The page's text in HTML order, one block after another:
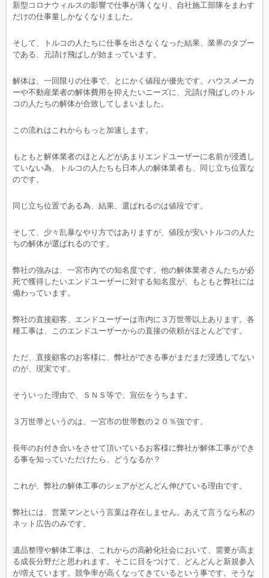
新型コロナウィルスの影響で仕事が薄くなり、自社施工部隊をまわす
だけの仕事量しかなくなりました。
そして、トルコの人たちに仕事を出さなくなった結果、業界のタブー
である、元請け飛ばしが始まっています。
解体は、一回限りの仕事で、とにかく値段が優先です。ハウスメーカ
ーや不動産業者の解体費用を抑えたいニーズに、元請け飛ばしのトル
コの人たちの解体が合致してしまいました。
この流れはこれからもっと加速します。
もともと解体業者のほとんどがあまりエンドユーザーに名前が浸透し
ていない為、トルコの人たちも日本人の解体業者も、同じ立ち位置な
のです。
同じ立ち位置である為、結果、選ばれるのは値段です。
そして、少々乱暴なやり方ではありますが、値段が安いトルコの人た
ちの解体が選ばれるのです。
弊社の強みは、一宮市内での知名度です。他の解体業者さんたちが必
死で獲得したいエンドユーザーに対する知名度が、もともと弊社には
備わっています。
弊社の直接顧客、エンドユーザーは市内に３万世帯以上あります。各
種工事は、このエンドユーザーからの直接の依頼がほとんどです。
ただ、直接顧客のお客様に、弊社ができる事がまだまだ浸透してない
のが、現実です。
そういった理由で、ＳＮＳ等で、宣伝をうちます。
３万世帯というのは、一宮市の世帯数の２０％強です。
長年のお付き合いをさせて頂いているお客様に弊社が解体工事ができ
る事を知っていただけたら、どうなるか？
これが、弊社の解体工事のシェアがどんどん伸びている理由です。
弊社には、営業マンという言葉は存在しません。あえて言うなら私の
ネット広告のみです。
遺品整理や解体工事は、これからの高齢化社会において、需要が高ま
る成長分野だと思われます。そこに目をつけて、どんどんと新規参入
が増えています。競争率が高くなってきているという事です。そうな